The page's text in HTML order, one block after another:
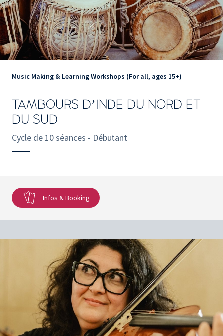
Music Making & Learning Workshops (For all, ages 15+)
TAMBOURS D’INDE DU NORD ET
DU SUD
Cycle de 10 séances - Débutant
Infos & Booking